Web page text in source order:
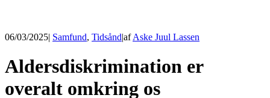
06/03/2025| Samfund, Tidsånd|afAske Juul Lassen
Aldersdiskrimination er
overalt omkring os